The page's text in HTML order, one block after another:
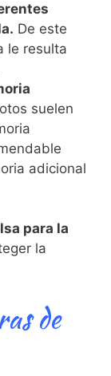
De este
le resulta
suelen
adicional
para la
la
de